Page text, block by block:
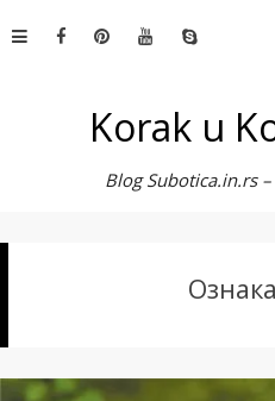
to
Korak u
Blog Subotica.in.rs